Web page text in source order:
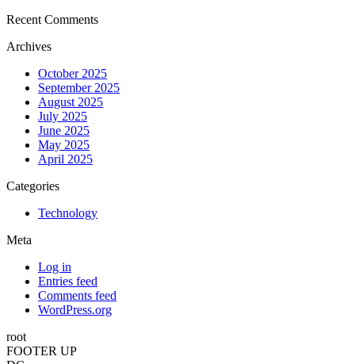
Recent Comments
Archives
October 2025
September 2025
August 2025
July 2025
June 2025
May 2025
April 2025
Categories
Technology
Meta
Log in
Entries feed
Comments feed
WordPress.org
root
FOOTER UP